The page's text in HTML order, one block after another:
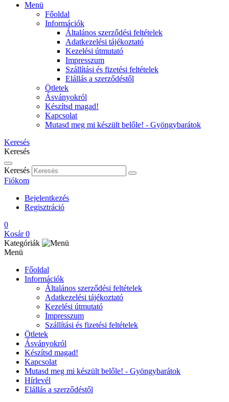
Menü
Főoldal
Információk
Általános szerződési feltételek
Adatkezelési tájékoztató
Kezelési útmutató
Impresszum
Szállítási és fizetési feltételek
Elállás a szerződéstől
Ötletek
Ásványokról
Készítsd magad!
Kapcsolat
Mutasd meg mi készült belőle! - Gyöngybarátok
Keresés
Keresés
Keresés
Fiókom
Bejelentkezés
Regisztráció
0
Kosár 0
Kategóriák
Menü
Főoldal
Információk
Általános szerződési feltételek
Adatkezelési tájékoztató
Kezelési útmutató
Impresszum
Szállítási és fizetési feltételek
Ötletek
Ásványokról
Készítsd magad!
Kapcsolat
Mutasd meg mi készült belőle! - Gyöngybarátok
Hírlevél
Elállás a szerződéstől